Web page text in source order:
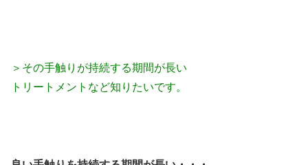
＞その手触りが持続する期間が長い
トリートメントなど知りたいです。